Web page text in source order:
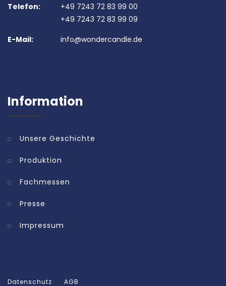
Telefon:
+49 7243 72 83 99 00
+49 7243 72 83 99 09
E-Mail:
info@wondercandle.de
Information
Unsere Geschichte
Produktion
Fachmessen
Presse
Impressum
Datenschutz AGB